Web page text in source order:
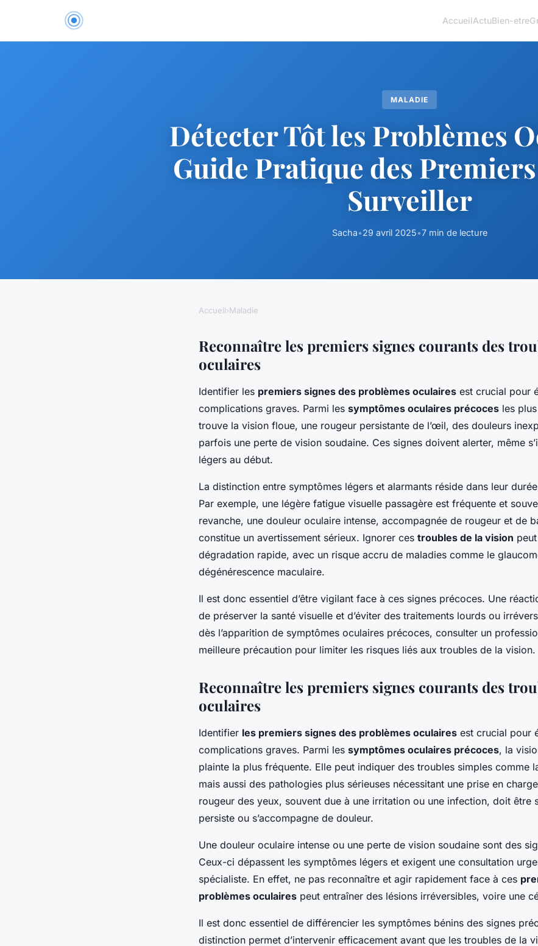
AccueilActuBien-etre
MALADIE
Détecter Tôt les Problèmes
Guide Pratique des
Surveiller
Sacha•29 avril 2025•7 min de lecture
Accueil›Maladie
Reconnaître les premiers signes courants des
oculaires
Identifier les premiers signes des problèmes oculaires est crucial pour
complications graves. Parmi les symptômes oculaires précoces les
trouve la vision floue, une rougeur persistante de l’œil, des douleurs
parfois une perte de vision soudaine. Ces signes doivent alerter, même
légers au début.
La distinction entre symptômes légers et alarmants réside dans leur
Par exemple, une légère fatigue visuelle passagère est fréquente et
revanche, une douleur oculaire intense, accompagnée de rougeur et de
constitue un avertissement sérieux. Ignorer ces troubles de la vision
dégradation rapide, avec un risque accru de maladies comme le
dégénérescence maculaire.
Il est donc essentiel d’être vigilant face à ces signes précoces. Une
de préserver la santé visuelle et d’éviter des traitements lourds ou
dès l’apparition de symptômes oculaires précoces, consulter un
meilleure précaution pour limiter les risques liés aux troubles de la vision.
Reconnaître les premiers signes courants des
oculaires
Identifier les premiers signes des problèmes oculaires est crucial pour
complications graves. Parmi les symptômes oculaires précoces, la
plainte la plus fréquente. Elle peut indiquer des troubles simples comme
mais aussi des pathologies plus sérieuses nécessitant une prise en
rougeur des yeux, souvent due à une irritation ou une infection, doit être
persiste ou s’accompagne de douleur.
Une douleur oculaire intense ou une perte de vision soudaine sont des
Ceux-ci dépassent les symptômes légers et exigent une consultation
spécialiste. En effet, ne pas reconnaître et agir rapidement face à ces
problèmes oculaires peut entraîner des lésions irréversibles, voire une
Il est donc essentiel de différencier les symptômes bénins des signes
distinction permet d’intervenir efficacement avant que les troubles de la